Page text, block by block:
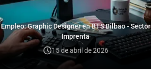
Empleo: Graphic Designer en BTS Bilbao - Sector
Imprenta
15 de abril de 2026